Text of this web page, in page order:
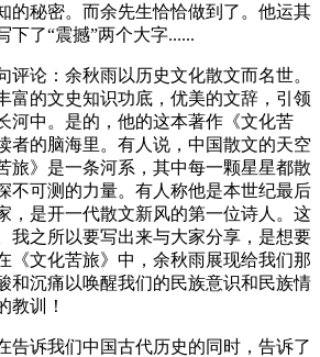
的秘密。而余先生恰恰做到了。他运其
下了“震撼”两个大字......
评论：余秋雨以历史文化散文而名世。
富的文史知识功底，优美的文辞，引领
河中。是的，他的这本著作《文化苦
者的脑海里。有人说，中国散文的天空
旅》是一条河系，其中每一颗星星都散
不可测的力量。有人称他是本世纪最后
，是开一代散文新风的第一位诗人。这
我之所以要写出来与大家分享，是想要
《文化苦旅》中，余秋雨展现给我们那
和沉痛以唤醒我们的民族意识和民族情
教训！
告诉我们中国古代历史的同时，告诉了